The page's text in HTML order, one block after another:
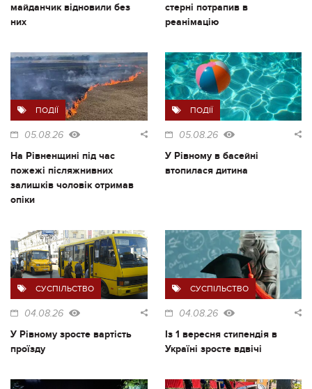
майданчик відновили без
них
стерні потрапив в
реанімацію
ПОДІЇ
05.08.26
На Рівненщині під час
пожежі післяжнивних
залишків чоловік отримав
опіки
ПОДІЇ
05.08.26
У Рівному в басейні
втопилася дитина
СУСПІЛЬСТВО
04.08.26
У Рівному зросте вартість
проїзду
СУСПІЛЬСТВО
04.08.26
Із 1 вересня стипендія в
Україні зросте вдвічі